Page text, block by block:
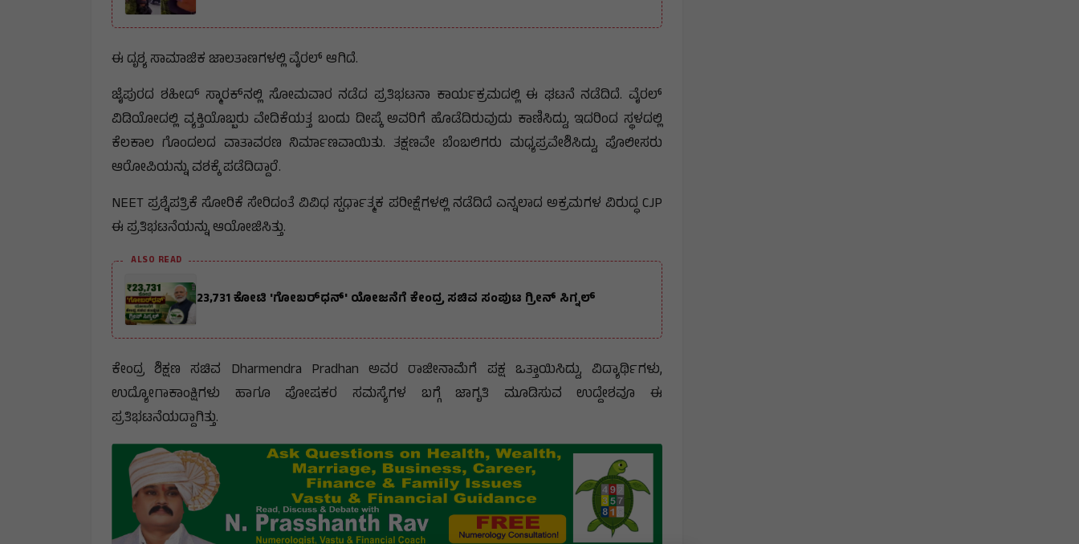
ಈ ದೃಶ್ಯ ಸಾಮಾಜಿಕ ಜಾಲತಾಣಗಳಲ್ಲಿ ವೈರಲ್ ಆಗಿದೆ.
ಜೈಪುರದ ಶಹೀದ್ ಸ್ಮಾರಕ್‌ನಲ್ಲಿ ಸೋಮವಾರ ನಡೆದ ಪ್ರತಿಭಟನಾ ಕಾರ್ಯಕ್ರಮದಲ್ಲಿ ಈ ಘಟನೆ ನಡೆದಿದೆ. ವೈರಲ್
ವಿಡಿಯೋದಲ್ಲಿ ವ್ಯಕ್ತಿಯೊಬ್ಬರು ವೇದಿಕೆಯತ್ತ ಬಂದು ದೀಪ್ಕೆ ಅವರಿಗೆ ಹೊಡೆದಿರುವುದು ಕಾಣಿಸಿದ್ದು, ಇದರಿಂದ ಸ್ಥಳದಲ್ಲಿ
ಕೆಲಕಾಲ ಗೊಂದಲದ ವಾತಾವರಣ ನಿರ್ಮಾಣವಾಯಿತು. ತಕ್ಷಣವೇ ಬೆಂಬಲಿಗರು ಮಧ್ಯಪ್ರವೇಶಿಸಿದ್ದು, ಪೊಲೀಸರು
ಆರೋಪಿಯನ್ನು ವಶಕ್ಕೆ ಪಡೆದಿದ್ದಾರೆ.
NEET ಪ್ರಶ್ನೆಪತ್ರಿಕೆ ಸೋರಿಕೆ ಸೇರಿದಂತೆ ವಿವಿಧ ಸ್ಪರ್ಧಾತ್ಮಕ ಪರೀಕ್ಷೆಗಳಲ್ಲಿ ನಡೆದಿದೆ ಎನ್ನಲಾದ ಅಕ್ರಮಗಳ ವಿರುದ್ಧ CJP
ಈ ಪ್ರತಿಭಟನೆಯನ್ನು ಆಯೋಜಿಸಿತ್ತು.
ALSO READ
₹23,731 ಕೋಟಿ 'ಗೋಬರ್‌ಧನ್' ಯೋಜನೆಗೆ ಕೇಂದ್ರ ಸಚಿವ ಸಂಪುಟ ಗ್ರೀನ್ ಸಿಗ್ನಲ್
ಕೇಂದ್ರ ಶಿಕ್ಷಣ ಸಚಿವ Dharmendra Pradhan ಅವರ ರಾಜೀನಾಮೆಗೆ ಪಕ್ಷ ಒತ್ತಾಯಿಸಿದ್ದು, ವಿದ್ಯಾರ್ಥಿಗಳು,
ಉದ್ಯೋಗಾಕಾಂಕ್ಷಿಗಳು ಹಾಗೂ ಪೋಷಕರ ಸಮಸ್ಯೆಗಳ ಬಗ್ಗೆ ಜಾಗೃತಿ ಮೂಡಿಸುವ ಉದ್ದೇಶವೂ ಈ
ಪ್ರತಿಭಟನೆಯದ್ದಾಗಿತ್ತು.